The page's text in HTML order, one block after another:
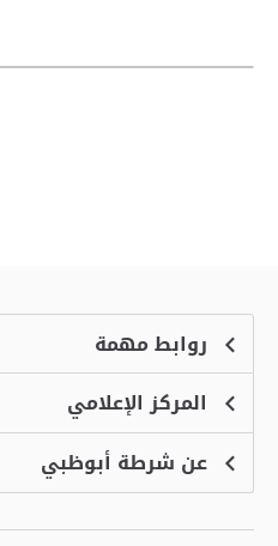
روابط مهمة
الشكاوى
منصة التوظيف الذكية
الاسئلة الشائعة
خدمة أمان
المركز الإعلامي
الأخبارعن شرطة أبوظبي
الرؤية والرسالة والقيم